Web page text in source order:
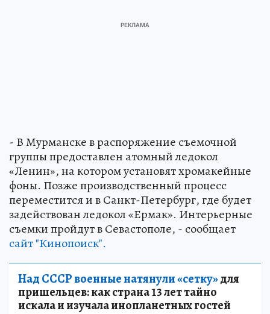
- В Мурманске в распоряжение съемочной
группы предоставлен атомный ледокол
«Ленин», на котором установят хромакейные
фоны. Позже производственный процесс
переместится и в Санкт-Петербург, где будет
задействован ледокол «Ермак». Интерьерные
съемки пройдут в Севастополе, - сообщает
сайт "Кинопоиск".
Над СССР военные натянули «сетку»для
пришельцев: как страна 13 лет тайно
искала и изучала инопланетных гостей